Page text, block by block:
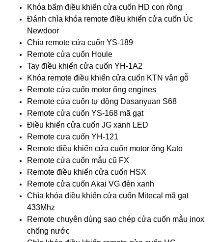
Khóa bấm điều khiển cửa cuốn HD con rồng
Đánh chìa khóa remote điều khiển cửa cuốn Úc
Newdoor
Chìa remote cửa cuốn YS-189
Remote cửa cuốn Houle
Tay điều khiển cửa cuốn YH-1A2
Khóa remote điều khiển cửa cuốn KTN vân gỗ
Remote cửa cuốn motor ống engines
Remote cửa cuốn tự động Dasanyuan S68
Remote cửa cuốn YS-168 mã gạt
Điều khiển cửa cuốn JG xanh LED
Remote cưa cuốn YH-121
Remote điều khiển cửa cuốn motor ống Kato
Remote cửa cuốn mẫu cũ FX
Remote điều khiển cửa cuốn HSX
Remote cửa cuốn Akai VG đèn xanh
Chìa khóa điều khiển cửa cuốn Mitecal mã gạt
433Mhz
Remote chuyên dùng sao chép cửa cuốn mẫu inox
chống nước